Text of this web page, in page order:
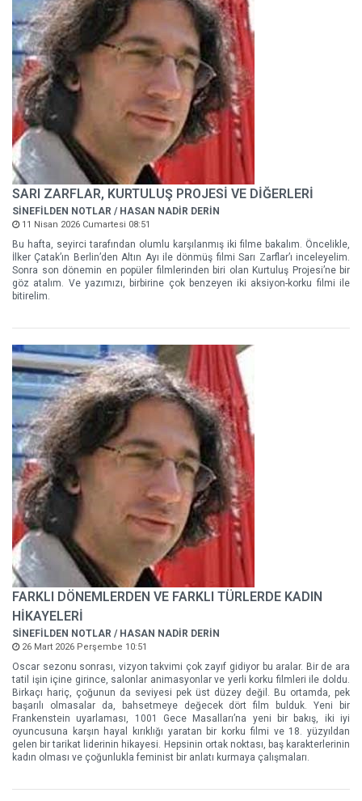
SARI ZARFLAR, KURTULUŞ PROJESİ VE DİĞERLERİ
SİNEFİLDEN NOTLAR / HASAN NADİR DERİN
11 Nisan 2026 Cumartesi 08:51
Bu hafta, seyirci tarafından olumlu karşılanmış iki filme bakalım. Öncelikle,
İlker Çatak’ın Berlin’den Altın Ayı ile dönmüş filmi Sarı Zarflar’ı inceleyelim.
Sonra son dönemin en popüler filmlerinden biri olan Kurtuluş Projesi’ne bir
göz atalım. Ve yazımızı, birbirine çok benzeyen iki aksiyon-korku filmi ile
bitirelim.
FARKLI DÖNEMLERDEN VE FARKLI TÜRLERDE KADIN
HİKAYELERİ
SİNEFİLDEN NOTLAR / HASAN NADİR DERİN
26 Mart 2026 Perşembe 10:51
Oscar sezonu sonrası, vizyon takvimi çok zayıf gidiyor bu aralar. Bir de ara
tatil işin içine girince, salonlar animasyonlar ve yerli korku filmleri ile doldu.
Birkaçı hariç, çoğunun da seviyesi pek üst düzey değil. Bu ortamda, pek
başarılı olmasalar da, bahsetmeye değecek dört film bulduk. Yeni bir
Frankenstein uyarlaması, 1001 Gece Masalları’na yeni bir bakış, iki iyi
oyuncusuna karşın hayal kırıklığı yaratan bir korku filmi ve 18. yüzyıldan
gelen bir tarikat liderinin hikayesi. Hepsinin ortak noktası, baş karakterlerinin
kadın olması ve çoğunlukla feminist bir anlatı kurmaya çalışmaları.